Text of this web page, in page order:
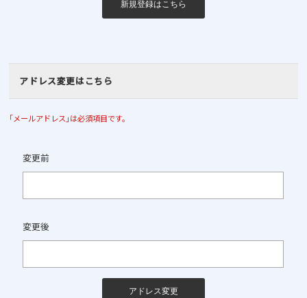
アドレス変更はこちら
｢メールアドレス｣は必須項目です。
変更前
変更後